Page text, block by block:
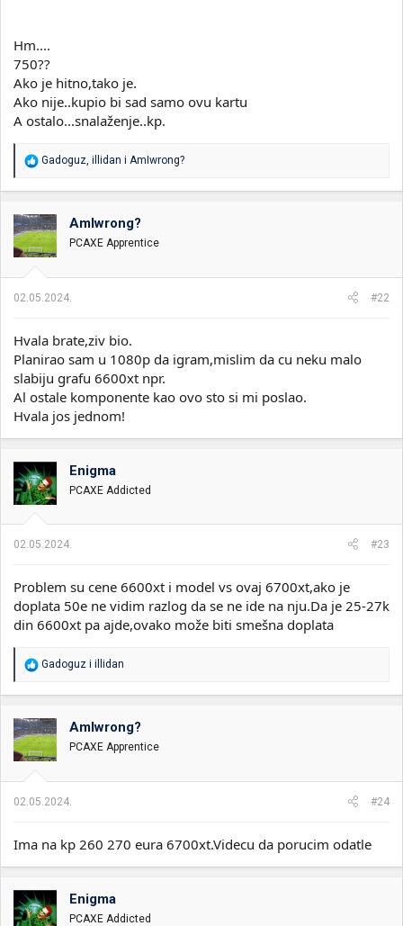
Hm....
750??
Ako je hitno,tako je.
Ako nije..kupio bi sad samo ovu kartu
A ostalo...snalaženje..kp.
R
a
o
v
a
n
:
Gadoguz, illidan i AmIwrong?
AmIwrong?
PCAXE Apprentice
02.05.2024. #22
Hvala brate,ziv bio.
Planirao sam u 1080p da igram,mislim da cu neku malo
slabiju grafu 6600xt npr.
Al ostale komponente kao ovo sto si mi poslao.
Hvala jos jednom!
Enigma
PCAXE Addicted
02.05.2024. #23
Problem su cene 6600xt i model vs ovaj 6700xt,ako je
doplata 50e ne vidim razlog da se ne ide na nju.Da je 25-27k
din 6600xt pa ajde,ovako može biti smešna doplata
R
a
o
v
a
n
:
Gadoguz i illidan
AmIwrong?
PCAXE Apprentice
02.05.2024. #24
Ima na kp 260 270 eura 6700xt.Videcu da porucim odatle
Enigma
PCAXE Addicted